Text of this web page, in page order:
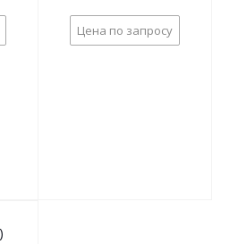
Цена по запросу